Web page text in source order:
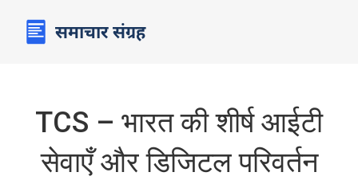
TCS – भारत की शीर्ष आईटी
सेवाएँ और डिजिटल परिवर्तन